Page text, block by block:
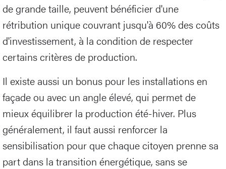
de grande taille, peuvent bénéficier d'une
rétribution unique couvrant jusqu'à 60% des coûts
d'investissement, à la condition de respecter
certains critères de production.
Il existe aussi un bonus pour les installations en
façade ou avec un angle élevé, qui permet de
mieux équilibrer la production été-hiver. Plus
généralement, il faut aussi renforcer la
sensibilisation pour que chaque citoyen prenne sa
part dans la transition énergétique, sans se